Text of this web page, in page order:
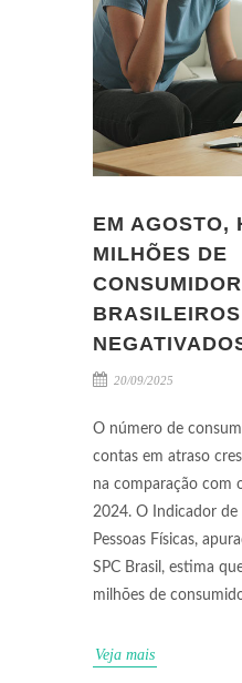
EM AGOSTO,
MILHÕES DE
BRASILEIROS
20/09/2025
O número de
contas em atraso
na comparação com
2024. O Indicador de
Pessoas Físicas,
SPC Brasil, estima
milhões de
Veja mais